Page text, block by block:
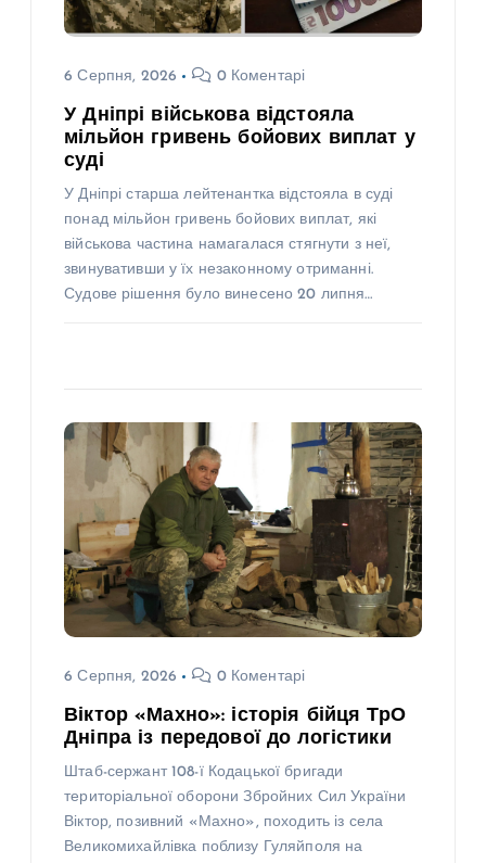
6 Серпня, 2026 0 Коментарі
У Дніпрі військова відстояла
мільйон гривень бойових виплат у
суді
У Дніпрі старша лейтенантка відстояла в суді
понад мільйон гривень бойових виплат, які
військова частина намагалася стягнути з неї,
звинувативши у їх незаконному отриманні.
Судове рішення було винесено 20 липня…
6 Серпня, 2026 0 Коментарі
Віктор «Махно»: історія бійця ТрО
Дніпра із передової до логістики
Штаб-сержант 108-ї Кодацької бригади
територіальної оборони Збройних Сил України
Віктор, позивний «Махно», походить із села
Великомихайлівка поблизу Гуляйполя на